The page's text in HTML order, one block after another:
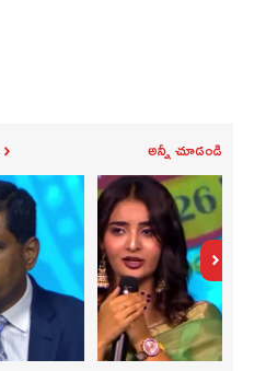
అన్నీ చూడండి